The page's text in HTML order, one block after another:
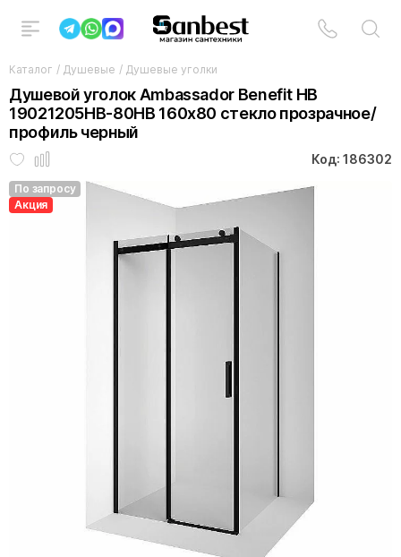
Каталог / Душевые / Душевые уголки
Душевой уголок Ambassador Benefit HB
19021205HB-80HB 160х80 стекло прозрачное/
профиль черный
Код: 186302
По запросу
Акция